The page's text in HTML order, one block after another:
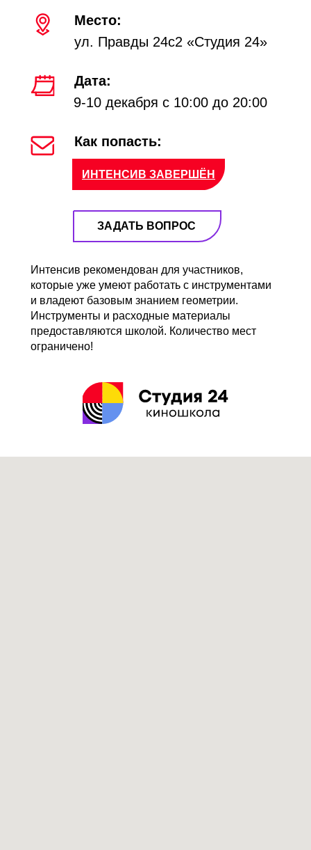
Место:
Интенсив рекомендован для участников,
которые уже умеют работать с инструментами
и владеют базовым знанием геометрии.
Инструменты и расходные материалы
предоставляются школой. Количество мест
ограничено!
ул. Правды 24с2 «Студия 24»
Дата:
9-10 декабря с 10:00 до 20:00
Как попасть:
ИНТЕНСИВ ЗАВЕРШЁН
ЗАДАТЬ ВОПРОС